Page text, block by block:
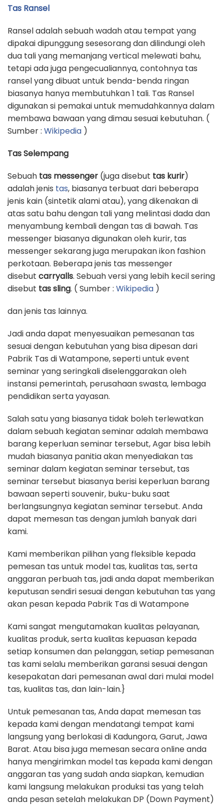
Tas Ransel
Ransel adalah sebuah wadah atau tempat yang
dipakai dipunggung sesesorang dan dilindungi oleh
dua tali yang memanjang vertical melewati bahu,
tetapi ada juga pengecualiannya, contohnya tas
ransel yang dibuat untuk benda-benda ringan
biasanya hanya membutuhkan 1 tali. Tas Ransel
digunakan si pemakai untuk memudahkannya dalam
membawa bawaan yang dimau sesuai kebutuhan. (
Sumber : Wikipedia )
Tas Selempang
Sebuah tas messenger (juga disebut tas kurir)
adalah jenis tas, biasanya terbuat dari beberapa
jenis kain (sintetik alami atau), yang dikenakan di
atas satu bahu dengan tali yang melintasi dada dan
menyambung kembali dengan tas di bawah. Tas
messenger biasanya digunakan oleh kurir, tas
messenger sekarang juga merupakan ikon fashion
perkotaan. Beberapa jenis tas messenger
disebut carryalls. Sebuah versi yang lebih kecil sering
disebut tas sling. ( Sumber : Wikipedia )
dan jenis tas lainnya.
Jadi anda dapat menyesuaikan pemesanan tas
sesuai dengan kebutuhan yang bisa dipesan dari
Pabrik Tas di Watampone, seperti untuk event
seminar yang seringkali diselenggarakan oleh
instansi pemerintah, perusahaan swasta, lembaga
pendidikan serta yayasan.
Salah satu yang biasanya tidak boleh terlewatkan
dalam sebuah kegiatan seminar adalah membawa
barang keperluan seminar tersebut, Agar bisa lebih
mudah biasanya panitia akan menyediakan tas
seminar dalam kegiatan seminar tersebut, tas
seminar tersebut biasanya berisi keperluan barang
bawaan seperti souvenir, buku-buku saat
berlangsungnya kegiatan seminar tersebut. Anda
dapat memesan tas dengan jumlah banyak dari
kami.
Kami memberikan pilihan yang fleksible kepada
pemesan tas untuk model tas, kualitas tas, serta
anggaran perbuah tas, jadi anda dapat memberikan
keputusan sendiri sesuai dengan kebutuhan tas yang
akan pesan kepada Pabrik Tas di Watampone
Kami sangat mengutamakan kualitas pelayanan,
kualitas produk, serta kualitas kepuasan kepada
setiap konsumen dan pelanggan, setiap pemesanan
tas kami selalu memberikan garansi sesuai dengan
kesepakatan dari pemesanan awal dari mulai model
tas, kualitas tas, dan lain-lain.}
Untuk pemesanan tas, Anda dapat memesan tas
kepada kami dengan mendatangi tempat kami
langsung yang berlokasi di Kadungora, Garut, Jawa
Barat. Atau bisa juga memesan secara online anda
hanya mengirimkan model tas kepada kami dengan
anggaran tas yang sudah anda siapkan, kemudian
kami langsung melakukan produksi tas yang telah
anda pesan setelah melakukan DP (Down Payment)